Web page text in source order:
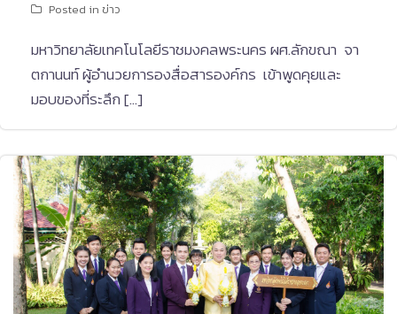
Posted in ข่าว
มหาวิทยาลัยเทคโนโลยีราชมงคลพระนคร ผศ.ลักขณา จา
ตกานนท์ ผู้อำนวยการองสื่อสารองค์กร เข้าพูดคุยและ
มอบของที่ระลึก […]